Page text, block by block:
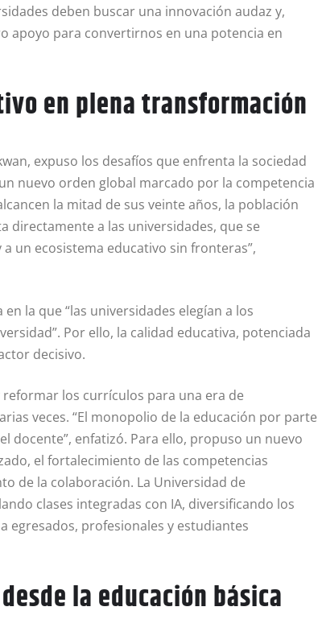
deben buscar una innovación audaz y,
apoyo para convertirnos en una potencia en
en plena transformación
expuso los desafíos que enfrenta la sociedad
nuevo orden global marcado por la competencia
la mitad de sus veinte años, la población
directamente a las universidades, que se
un ecosistema educativo sin fronteras”,
la que “las universidades elegían a los
Por ello, la calidad educativa, potenciada
decisivo.
los currículos para una era de
veces. “El monopolio de la educación por parte
docente”, enfatizó. Para ello, propuso un nuevo
el fortalecimiento de las competencias
de la colaboración. La Universidad de
clases integradas con IA, diversificando los
egresados, profesionales y estudiantes
la educación básica